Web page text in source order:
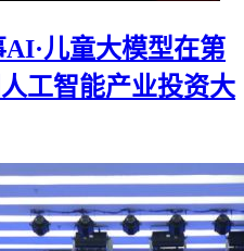
儿童大模型在第
工智能产业投资大